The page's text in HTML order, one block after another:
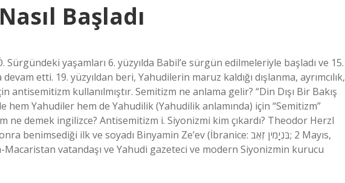
Başladı
Sürgündeki yaşamları 6. yüzyılda Babil’e sürgün edilmeleriyle başladı ve 15.
etti. 19. yüzyıldan beri, Yahudilerin maruz kaldığı dışlanma, ayrımcılık,
antisemitizm kullanılmıştır. Semitizm ne anlama gelir? “Din Dışı Bir Bakış
hem Yahudiler hem de Yahudilik (Yahudilik anlamında) için “Semitizm”
ne demek ingilizce? Antisemitizm i. Siyonizmi kim çıkardı? Theodor Herzl
vatandaşı ve Yahudi gazeteci ve modern Siyonizmin kurucu